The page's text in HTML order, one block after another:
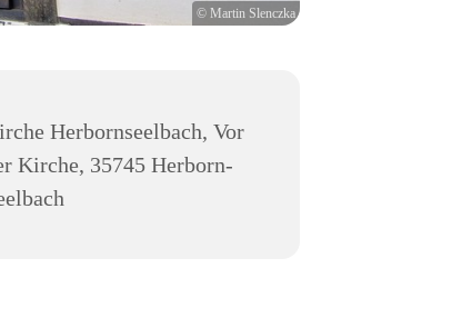
© Martin Slenczka
Herbornseelbach, Vor
Kirche, 35745 Herborn-